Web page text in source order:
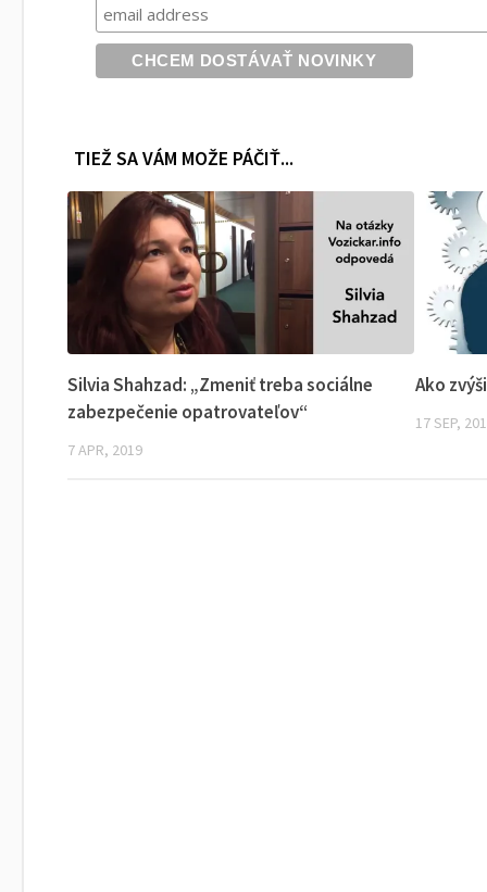
TIEŽ SA VÁM MOŽE PÁČIŤ...
Silvia Shahzad: „Zmeniť treba sociálne
zabezpečenie opatrovateľov“
7 APR, 2019
Ako
17 SEP,